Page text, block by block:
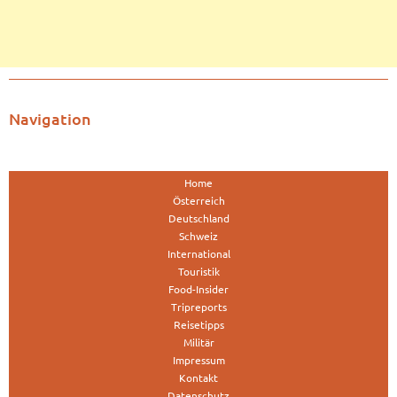
Navigation
Home
Österreich
Deutschland
Schweiz
International
Touristik
Food-Insider
Tripreports
Reisetipps
Militär
Impressum
Kontakt